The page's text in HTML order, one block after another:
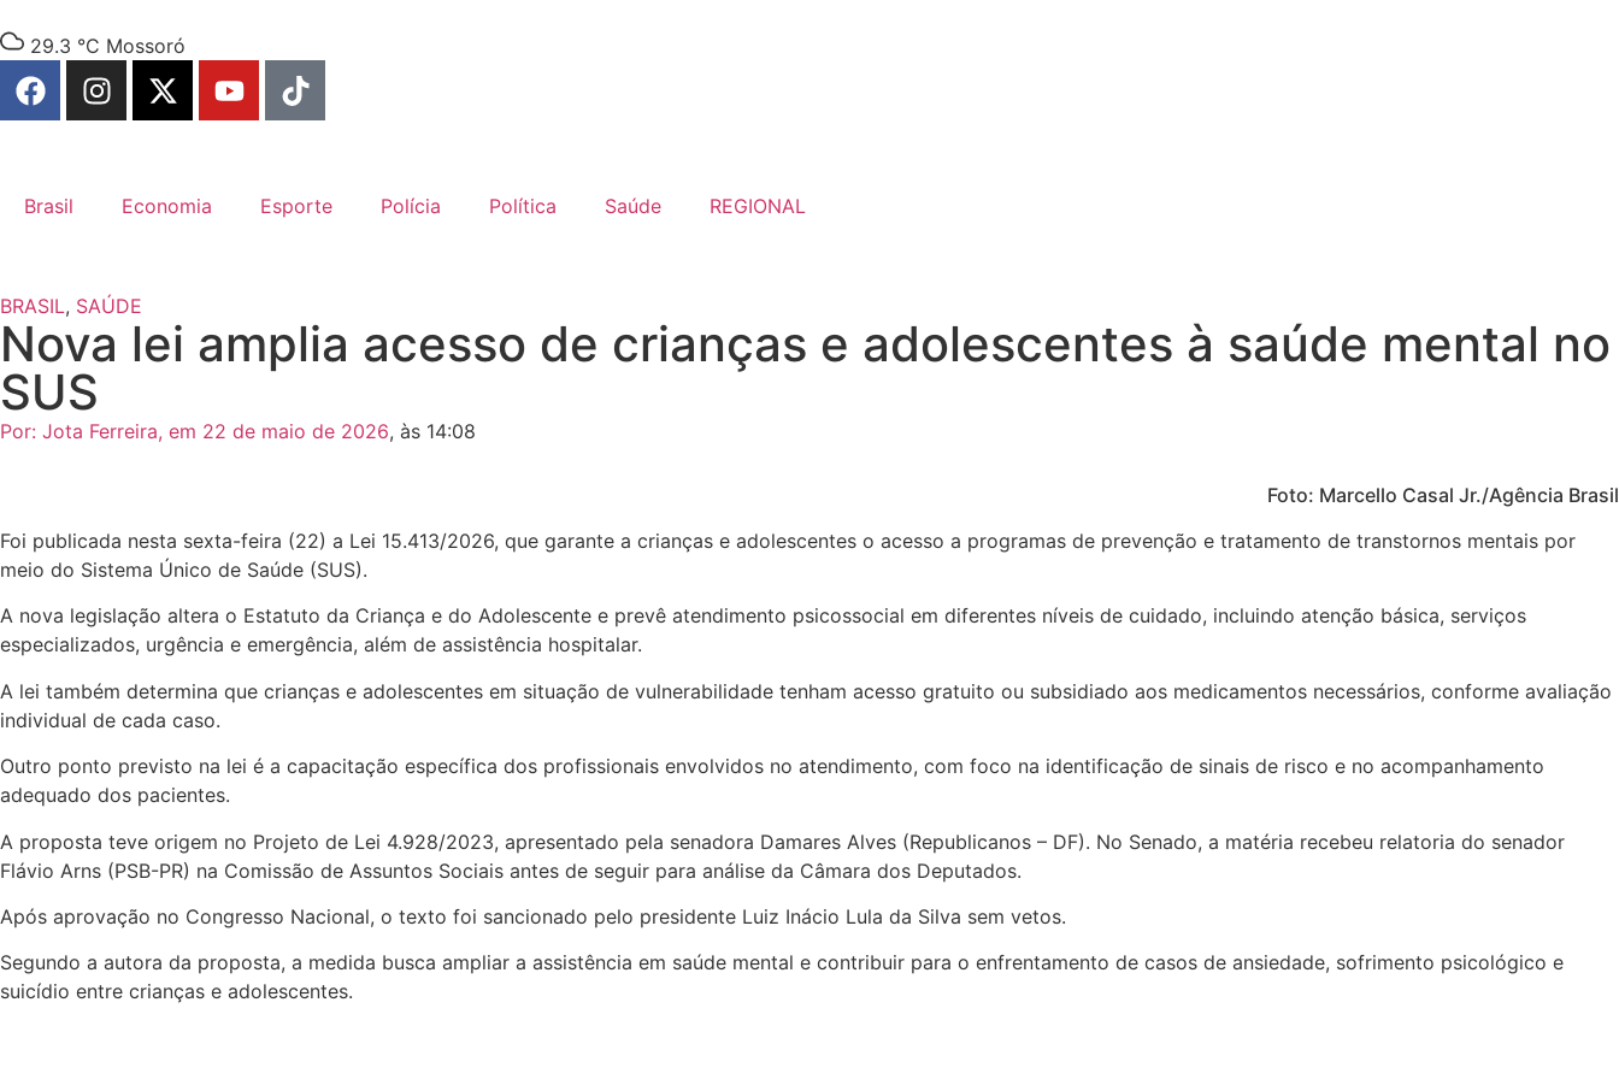
29.3 °C Mossoró
Brasil Economia Esporte Polícia Política Saúde REGIONAL
BRASIL, SAÚDE
Nova lei amplia acesso de crianças e adolescentes à saúde mental no
SUS
Por: Jota Ferreira, em 22 de maio de 2026, às 14:08
Foto: Marcello Casal Jr./Agência Brasil
Foi publicada nesta sexta-feira (22) a Lei 15.413/2026, que garante a crianças e adolescentes o acesso a programas de prevenção e tratamento de transtornos mentais por
meio do Sistema Único de Saúde (SUS).
A nova legislação altera o Estatuto da Criança e do Adolescente e prevê atendimento psicossocial em diferentes níveis de cuidado, incluindo atenção básica, serviços
especializados, urgência e emergência, além de assistência hospitalar.
A lei também determina que crianças e adolescentes em situação de vulnerabilidade tenham acesso gratuito ou subsidiado aos medicamentos necessários, conforme avaliação
individual de cada caso.
Outro ponto previsto na lei é a capacitação específica dos profissionais envolvidos no atendimento, com foco na identificação de sinais de risco e no acompanhamento
adequado dos pacientes.
A proposta teve origem no Projeto de Lei 4.928/2023, apresentado pela senadora Damares Alves (Republicanos – DF). No Senado, a matéria recebeu relatoria do senador
Flávio Arns (PSB-PR) na Comissão de Assuntos Sociais antes de seguir para análise da Câmara dos Deputados.
Após aprovação no Congresso Nacional, o texto foi sancionado pelo presidente Luiz Inácio Lula da Silva sem vetos.
Segundo a autora da proposta, a medida busca ampliar a assistência em saúde mental e contribuir para o enfrentamento de casos de ansiedade, sofrimento psicológico e
suicídio entre crianças e adolescentes.